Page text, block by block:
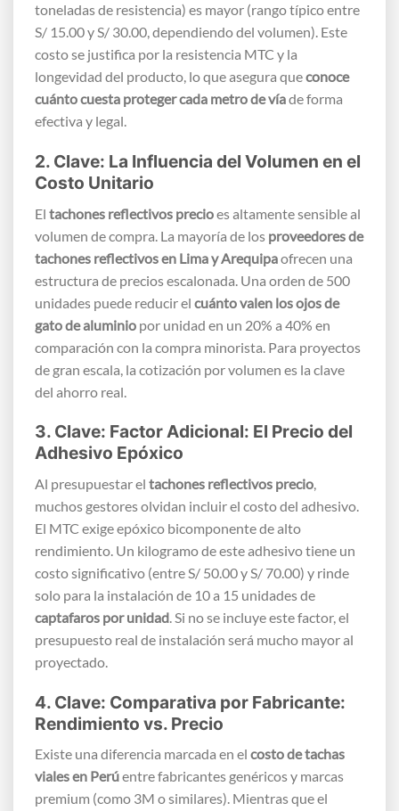
toneladas de resistencia) es mayor (rango típico entre
S/ 15.00 y S/ 30.00, dependiendo del volumen). Este
costo se justifica por la resistencia MTC y la
longevidad del producto, lo que asegura queconoce
cuánto cuesta proteger cada metro de víade forma
efectiva y legal.
2. Clave: La Influencia del Volumen en el
Costo Unitario
El tachones reflectivos precioes altamente sensible al
volumen de compra. La mayoría de los proveedores de
tachones reflectivos en Lima y Arequipaofrecen una
estructura de precios escalonada. Una orden de 500
unidades puede reducir el cuánto valen los ojos de
gato de aluminio por unidad en un 20% a 40% en
comparación con la compra minorista. Para proyectos
de gran escala, la cotización por volumen es la clave
del ahorro real.
3. Clave: Factor Adicional: El Precio del
Adhesivo Epóxico
Al presupuestar el tachones reflectivos precio,
muchos gestores olvidan incluir el costo del adhesivo.
El MTC exige epóxico bicomponente de alto
rendimiento. Un kilogramo de este adhesivo tiene un
costo significativo (entre S/ 50.00 y S/ 70.00) y rinde
solo para la instalación de 10 a 15 unidades de
captafaros por unidad. Si no se incluye este factor, el
presupuesto real de instalación será mucho mayor al
proyectado.
4. Clave: Comparativa por Fabricante:
Rendimiento vs. Precio
Existe una diferencia marcada en el costo de tachas
viales en Perúentre fabricantes genéricos y marcas
premium (como 3M o similares). Mientras que el